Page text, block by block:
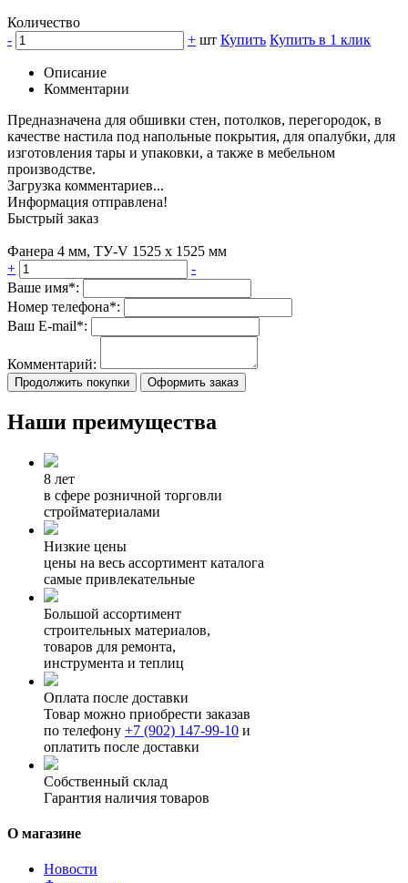
Количество
-
+ шт Купить Купить в 1 клик
Описание
Комментарии
Предназначена для обшивки стен, потолков, перегородок, в
качестве настила под напольные покрытия, для опалубки, для
изготовления тары и упаковки, а также в мебельном
производстве.
Загрузка комментариев...
Информация отправлена!
Быстрый заказ
Фанера 4 мм, ТУ-V 1525 х 1525 мм
+
-
Ваше имя*:
Номер телефона*:
Ваш E-mail*:
Комментарий:
Продолжить покупки Оформить заказ
Наши преимущества
8 лет
в сфере розничной торговли
стройматериалами
Низкие цены
цены на весь ассортимент каталога
самые привлекательные
Большой ассортимент
строительных материалов,
товаров для ремонта,
инструмента и теплиц
Оплата после доставки
Товар можно приобрести заказав
по телефону +7 (902) 147-99-10 и
оплатить после доставки
Собственный склад
Гарантия наличия товаров
О магазине
Новости